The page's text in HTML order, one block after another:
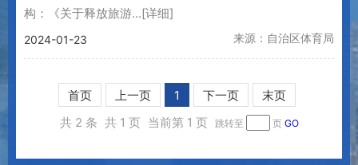
构：《关于释放旅游...[详细]
2024-01-23 来源：自治区体育局
首页 上一页 1 下一页
末页
共 2 条 共 1 页 当前第 1 页 跳转至 页 GO